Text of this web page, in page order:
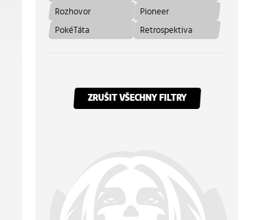
Rozhovor Pioneer
PokéTáta Retrospektiva
ZRUŠIT VŠECHNY FILTRY